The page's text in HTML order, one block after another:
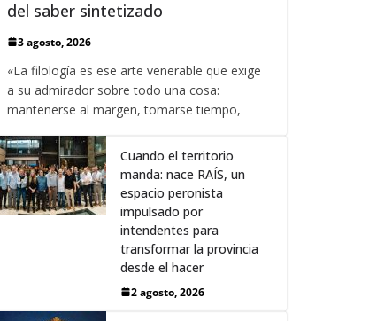
del saber sintetizado
3 agosto, 2026
«La filología es ese arte venerable que exige
a su admirador sobre todo una cosa:
mantenerse al margen, tomarse tiempo,
Cuando el territorio
manda: nace RAÍS, un
espacio peronista
impulsado por
intendentes para
transformar la provincia
desde el hacer
2 agosto, 2026